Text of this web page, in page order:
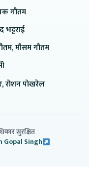
गौतम
भट्टराई
मौसम गौतम
रोशन पोखरेल
सुरक्षित
Gopal Singh